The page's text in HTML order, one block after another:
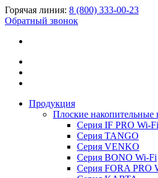
Горячая линия: 8 (800) 333-00-23
Обратный звонок
Продукция
Плоские накопительные
Серия IF PRO Wi-Fi
Серия TANGO
Серия VENKO
Серия BONO Wi-Fi
Серия FORA PRO